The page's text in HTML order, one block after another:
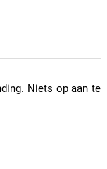
Niets op aan te